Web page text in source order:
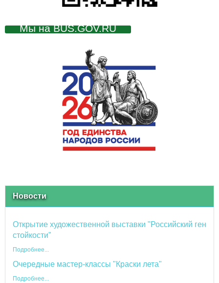
Мы на BUS.GOV.RU
Новости
Открытие художественной выставки "Российский ген
стойкости"
Подробнее...
Очередные мастер-классы "Краски лета"
Подробнее...